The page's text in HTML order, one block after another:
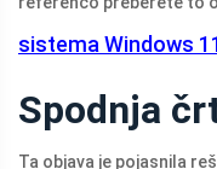
sistema Windows
Spodnja
Ta objava je pojasnila